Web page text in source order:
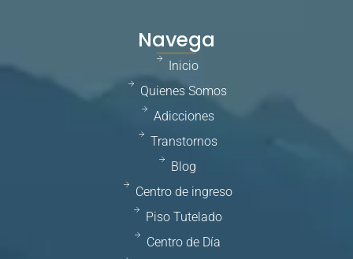
Navega
Inicio
Quienes Somos
Adicciones
Transtornos
Blog
Centro de ingreso
Piso Tutelado
Centro de Día